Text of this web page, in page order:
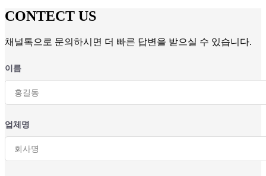
CONTECT US
채널톡으로 문의하시면 더 빠른 답변을 받으실 수 있습니다.
이름
업체명